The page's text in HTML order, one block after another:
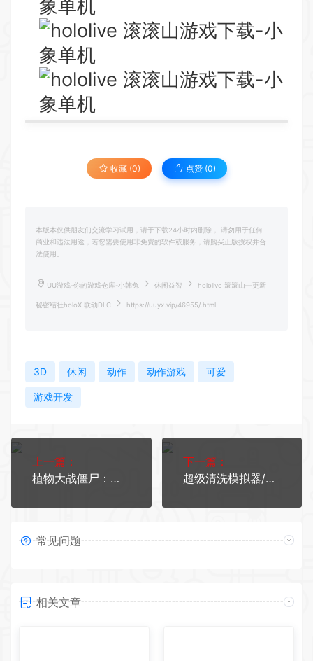
收藏 (0) 点赞 (0)
本版本仅供朋友们交流学习试用，请于下载24小时内删除， 请勿用于任何
商业和违法用途，若您需要使用非免费的软件或服务，请购买正版授权并合
法使用。
UU游戏-你的游戏仓库-小韩兔 休闲益智 hololive 滚滚山—更新
秘密结社holoX 联动DLC https://uuyx.vip/46955/.html
3D 休闲 动作 动作游戏 可爱
游戏开发
上一篇：
植物大战僵尸：重植版 （更新v1.5.1469）
下一篇：
超级清洗模拟器/Super Wash Simulator
常见问题
相关文章